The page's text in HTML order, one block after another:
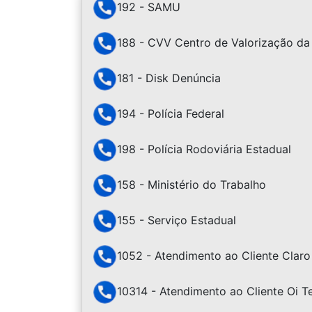
192 - SAMU
188 - CVV Centro de Valorização
181 - Disk Denúncia
194 - Polícia Federal
198 - Polícia Rodoviária Estadual
158 - Ministério do Trabalho
155 - Serviço Estadual
1052 - Atendimento ao Cliente Claro
10314 - Atendimento ao Cliente Oi